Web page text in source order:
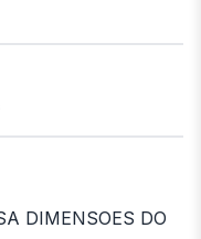
DIMENSOES DO